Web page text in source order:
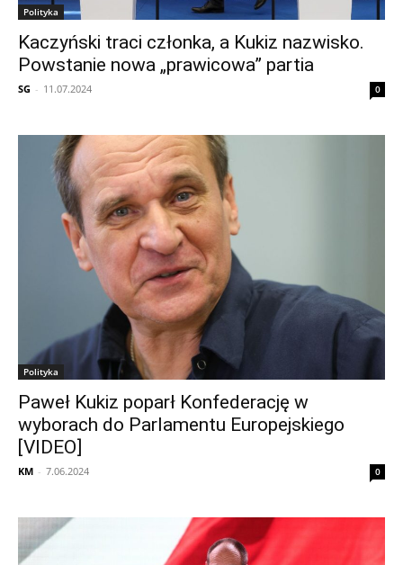
Polityka
Kaczyński traci członka, a Kukiz nazwisko.
Powstanie nowa „prawicowa” partia
SG - 11.07.2024 0
Polityka
Paweł Kukiz poparł Konfederację w
wyborach do Parlamentu Europejskiego
[VIDEO]
KM - 7.06.2024 0